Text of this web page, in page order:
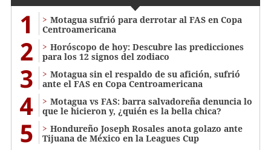
1
Motagua sufrió para derrotar al FAS en Copa
Centroamericana
2
Horóscopo de hoy: Descubre las predicciones
para los 12 signos del zodiaco
3
Motagua sin el respaldo de su afición, sufrió
ante el FAS en Copa Centroamericana
4
Motagua vs FAS: barra salvadoreña denuncia lo
que le hicieron y, ¿quién es la bella chica?
5
Hondureño Joseph Rosales anota golazo ante
Tijuana de México en la Leagues Cup